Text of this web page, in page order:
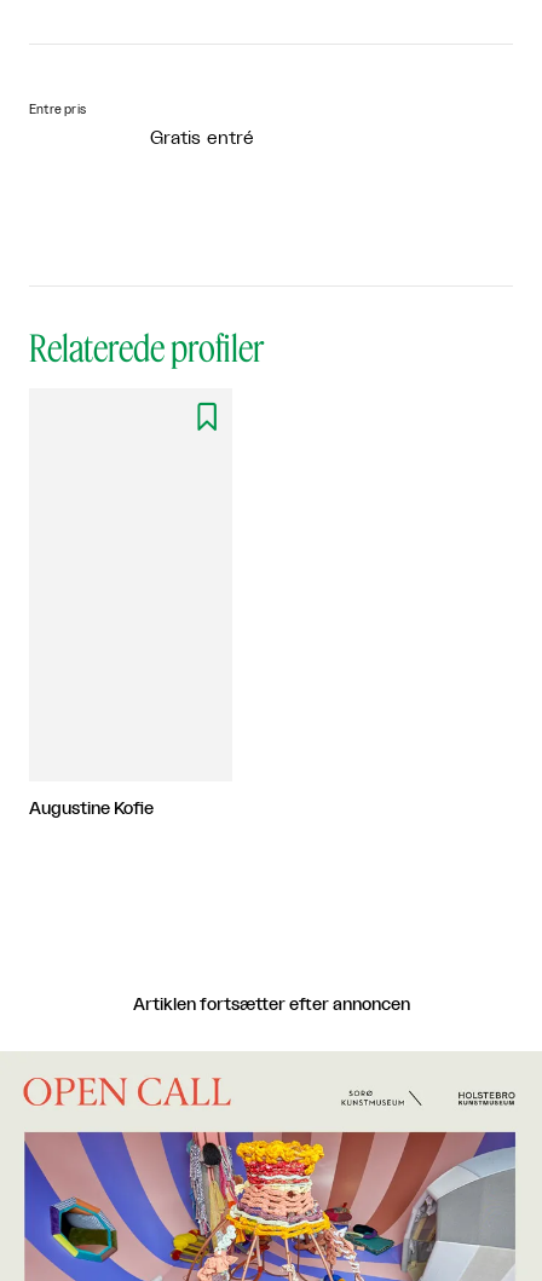
Entre pris
Gratis entré
Relaterede profiler

Augustine Kofie
Artiklen fortsætter efter annoncen